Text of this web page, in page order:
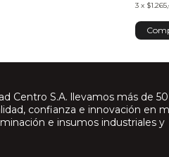
3 x
Centro S.A. llevamos más de
confianza e innovación en
e insumos industriales y